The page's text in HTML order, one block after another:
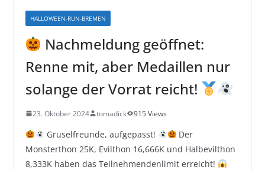
HALLOWEEN-RUN-BREMEN
Nachmeldung geöffnet:
Renne mit, aber Medaillen nur
solange der Vorrat reicht!
23. Oktober 2024 tomadick 915 Views
Gruselfreunde, aufgepasst!
Der
Monsterthon 25K, Evilthon 16,666K und Halbevilthon
8,333K haben das Teilnehmendenlimit erreicht!